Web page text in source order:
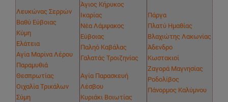
Λευκώνας Σερρών
Βαθύ Εύβοιας
Κύμη
Ελάτεια
Αγία Μαρίνα Λέρου
Παραμυθιά
Θεσπρωτίας
Οιχαλία Τρικάλων
Σύμη
Άγιος Κήρυκος
Ικαρίας
Νέα Λάμψακος
Εύβοιας
Παληό Καβάλας
Γαλατάς Τροιζηνίας
Αγία Παρασκευή
Λέσβου
Κυριάκι Βοιωτίας
Πάργα
Πλατύ Ημαθίας
Βλαχιώτης Λακωνίας
Άδενδρο
Κωστακιοί
Ζαγορά Μαγνησίας
Ροδολίβος
Πάνορμος Καλύμνου